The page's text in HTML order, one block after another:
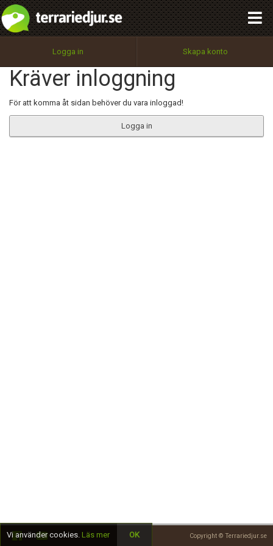
Logga in Skapa konto
Kräver inloggning
För att komma åt sidan behöver du vara inloggad!
Logga in
Copyright © Terrariedjur.se
Utför
100%
OK
integritetspolicy
Namn:
Epost:
Begär nytt lösenord
Tillbaka till förstasidan
Vi använder cookies. Läs mer OK